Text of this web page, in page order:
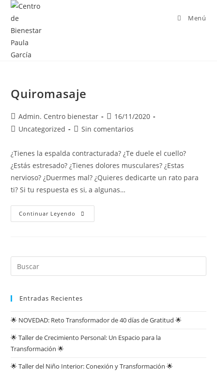
Menú
Quiromasaje
Admin. Centro bienestar
16/11/2020
Uncategorized
Sin comentarios
¿Tienes la espalda contracturada? ¿Te duele el cuello?
¿Estás estresado? ¿Tienes dolores musculares? ¿Estas
nervioso? ¿Duermes mal? ¿Quieres dedicarte un rato para
ti? Si tu respuesta es si, a algunas…
Continuar Leyendo
Entradas Recientes
🌟 NOVEDAD: Reto Transformador de 40 días de Gratitud 🌟
🌟 Taller de Crecimiento Personal: Un Espacio para la
Transformación 🌟
🌟 Taller del Niño Interior: Conexión y Transformación 🌟